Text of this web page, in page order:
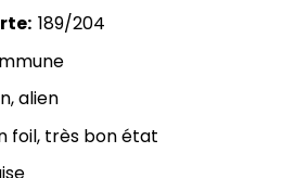
189/204
alien
foil, très bon état